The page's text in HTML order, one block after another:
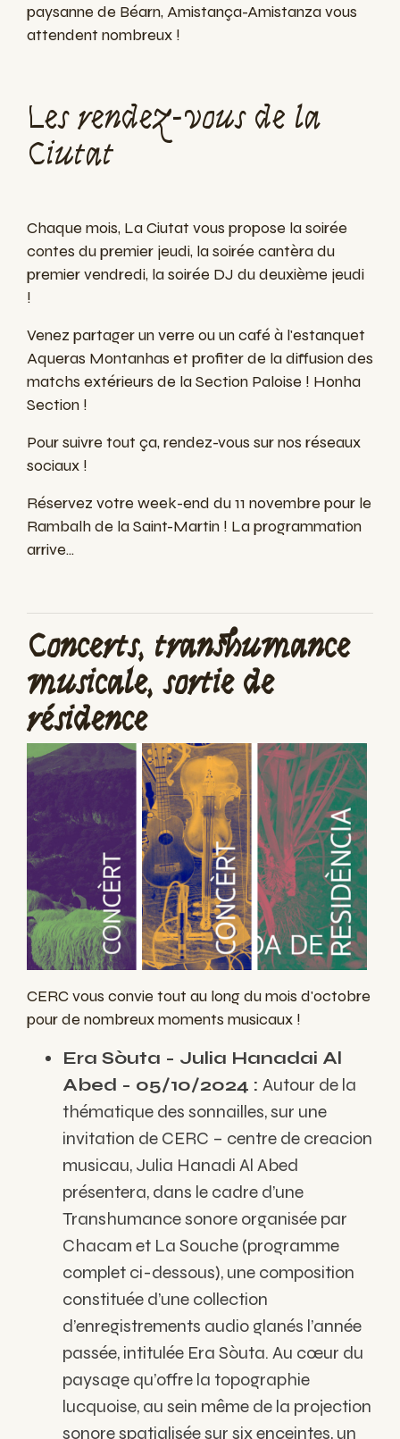
paysanne de Béarn, Amistança-Amistanza vous
attendent nombreux !
Les rendez-vous de la
Ciutat
Chaque mois, La Ciutat vous propose la soirée
contes du premier jeudi, la soirée cantèra du
premier vendredi, la soirée DJ du deuxième jeudi
!
Venez partager un verre ou un café à l'estanquet
Aqueras Montanhas et profiter de la diffusion des
matchs extérieurs de la Section Paloise ! Honha
Section !
Pour suivre tout ça, rendez-vous sur nos réseaux
sociaux !
Réservez votre week-end du 11 novembre pour le
Rambalh de la Saint-Martin ! La programmation
arrive...
Concerts, transhumance
musicale, sortie de
résidence
CERC vous convie tout au long du mois d'octobre
pour de nombreux moments musicaux !
Era Sòuta - Julia Hanadai Al
Abed - 05/10/2024 : Autour de la
thématique des sonnailles, sur une
invitation de CERC – centre de creacion
musicau, Julia Hanadi Al Abed
présentera, dans le cadre d’une
Transhumance sonore organisée par
Chacam et La Souche (programme
complet ci-dessous), une composition
constituée d’une collection
d’enregistrements audio glanés l’année
passée, intitulée Era Sòuta. Au cœur du
paysage qu’offre la topographie
lucquoise, au sein même de la projection
sonore spatialisée sur six enceintes, un